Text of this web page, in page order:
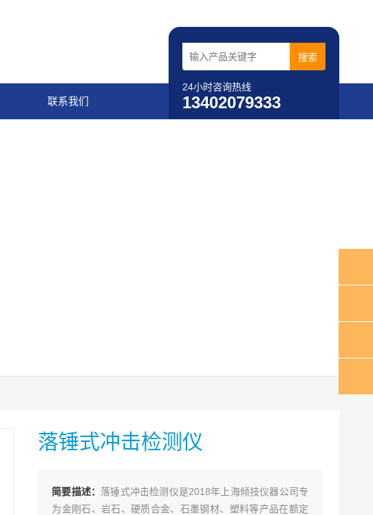
24小时咨询热线
13402079333
联系我们
落锤式冲击检测仪
简要描述： 落锤式冲击检测仪是2018年上海倾技仪器公司专
为金刚石、岩石、硬质合金、石墨钢材、塑料等产品在额定